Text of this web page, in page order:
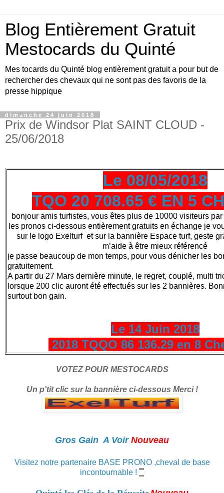
Blog Entièrement Gratuit
Mestocards du Quinté
Mes tocards du Quinté blog entièrement gratuit a pour but de
rechercher des chevaux qui ne sont pas des favoris de la
presse hippique
dimanche 24 juin 2018
Prix de Windsor Plat SAINT CLOUD -
25/06/2018
Le 08/05/2018
TQO 20 708.65 € EN 5
bonjour amis turfistes, vous êtes plus de 10000 visiteurs
les pronos ci-dessous entièrement gratuits en échange je
sur le logo Exelturf et sur la bannière Espace turf, geste
m’aide à être mieux référencé
je passe beaucoup de mon temps, pour vous dénicher les
gratuitement.
A partir du 27 Mars dernière minute, le regret, couplé, multi
lorsque 200 clic auront été effectués sur les 2 bannières.
surtout bon gain.
Le 14 Juin 2018
2018 TQQO 86 136.29 en 8
VOTEZ POUR MESTOCARDS
Un p'tit clic sur la bannière ci-dessous Merci !
Gros Gain A Voir Nouveau
Visitez notre partenaire BASE PRONO ,cheval de base
incontournable !